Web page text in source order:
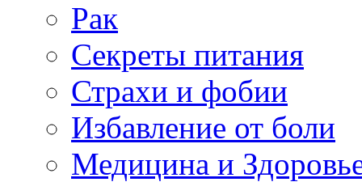
Рак
Секреты питания
Страхи и фобии
Избавление от боли
Медицина и